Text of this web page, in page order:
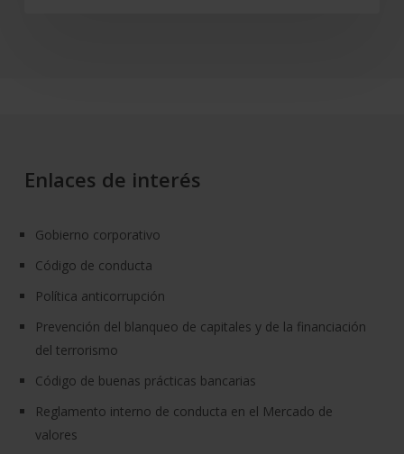
Enlaces de interés
Gobierno corporativo
Código de conducta
Política anticorrupción
Prevención del blanqueo de capitales y de la financiación
del terrorismo
Código de buenas prácticas bancarias
Reglamento interno de conducta en el Mercado de
valores